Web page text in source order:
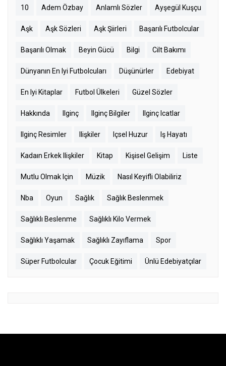
10 Adem Özbay Anlamlı Sözler Ayşegül Kuşçu
Aşk Aşk Sözleri Aşk Şiirleri Başarılı Futbolcular
Başarılı Olmak Beyin Gücü Bilgi Cilt Bakımı
Dünyanın En Iyi Futbolcuları Düşünürler Edebiyat
En Iyi Kitaplar Futbol Ülkeleri Güzel Sözler
Hakkında Ilginç Ilginç Bilgiler Ilginç Icatlar
Ilginç Resimler Ilişkiler Içsel Huzur Iş Hayatı
Kadaın Erkek Ilişkiler Kitap Kişisel Gelişim Liste
Mutlu Olmak Için Müzik Nasıl Keyifli Olabiliriz
Nba Oyun Sağlık Sağlık Beslenmek
Sağlıklı Beslenme Sağlıklı Kilo Vermek
Sağlıklı Yaşamak Sağlıklı Zayıflama Spor
Süper Futbolcular Çocuk Eğitimi Ünlü Edebiyatçılar